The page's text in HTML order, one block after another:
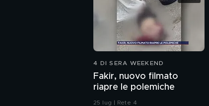
4 DI SERA WEEKEND
Fakir, nuovo filmato
riapre le polemiche
25 lug | Rete 4